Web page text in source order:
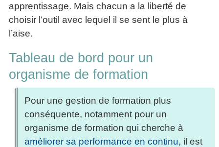
apprentissage. Mais chacun a la liberté de
choisir l’outil avec lequel il se sent le plus à
l’aise.
Tableau de bord pour un
organisme de formation
Pour une gestion de formation plus
conséquente, notamment pour un
organisme de formation qui cherche à
améliorer sa performance en continu, il est